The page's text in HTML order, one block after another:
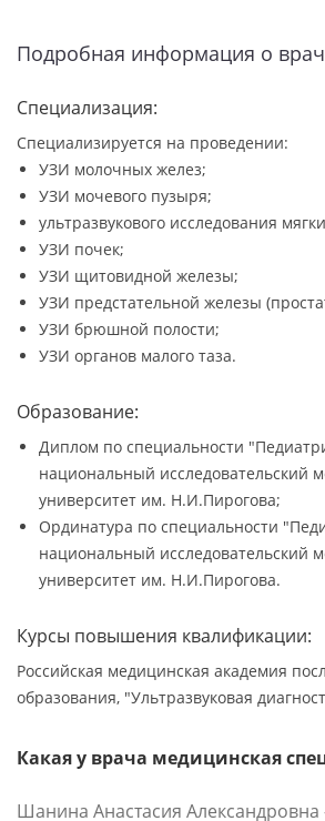
Подробная информация о
Специализация:
Специализируется на проведении:
УЗИ молочных желез;
УЗИ мочевого пузыря;
ультразвукового исследования
УЗИ почек;
УЗИ щитовидной железы;
УЗИ предстательной железы
УЗИ брюшной полости;
УЗИ органов малого таза.
Образование:
Диплом по специальности
национальный исследовательский
университет им. Н.И.Пирогова;
Ординатура по специальности
национальный исследовательский
университет им. Н.И.Пирогова.
Курсы повышения квалификации:
Российская медицинская академия
образования, "Ультразвуковая
Какая у врача медицинская
Шанина Анастасия Александровна